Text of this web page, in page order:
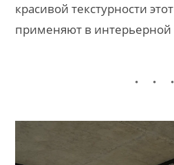
красивой текстурности
применяют в интерьерной